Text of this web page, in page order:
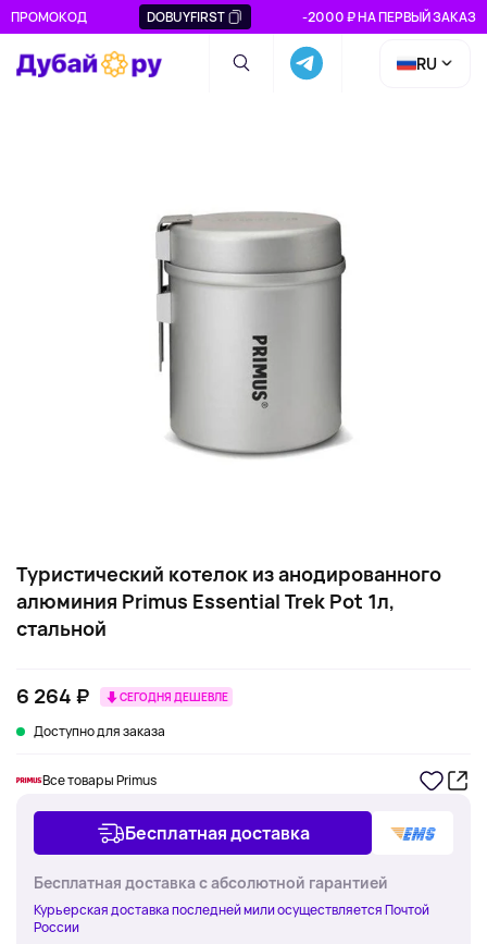
ПРОМОКОД DOBUYFIRST -2000 ₽ НА ПЕРВЫЙ ЗАКАЗ
RU
Туристический котелок из анодированного
алюминия Primus Essential Trek Pot 1л,
стальной
6 264 ₽ СЕГОДНЯ ДЕШЕВЛЕ
Доступно для заказа
Все товары Primus
Бесплатная доставка
Бесплатная доставка с абсолютной гарантией
Курьерская доставка последней мили осуществляется Почтой
России